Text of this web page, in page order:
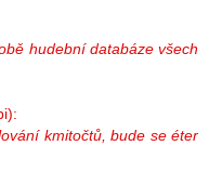
hudební databáze všech
kmitočtů, bude se éter